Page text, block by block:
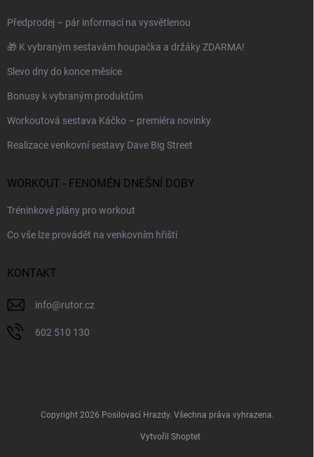
Předprodej – pár informací na vysvětlenou
🎁 K vybraným sestavám houpačka a držáky ZDARMA!
Slevo dny do konce měsíce
Bonusy k vybraným produktům
Workoutová sestava Káčko – premiéra novinky
Realizace venkovní sestavy Dave Big Street
WORKOUT - FENOMÉN DNEŠNÍ DOBY
Tréninkové plány pro workout
Co vše lze provádět na venkovním hřišti
KONTAKT
info@rutor.cz
602 510 130
Vytvořil Shoptet
Copyright 2026 Posilovací Hrazdy. Všechna práva vyhrazena.